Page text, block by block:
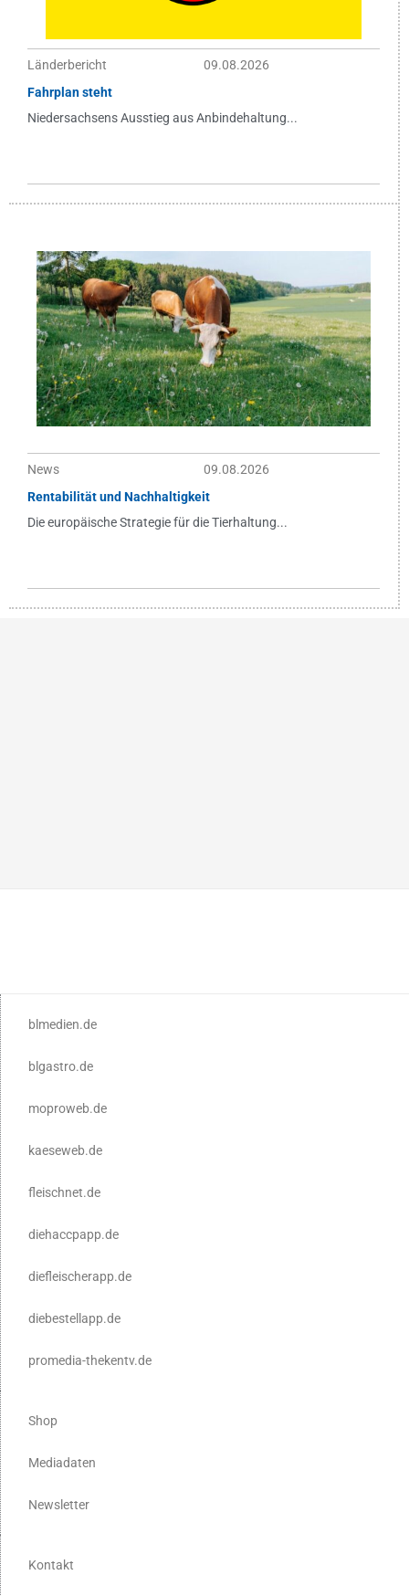
Länderbericht
09.08.2026
Fahrplan steht
Niedersachsens Ausstieg aus Anbindehaltung...
News
09.08.2026
Rentabilität und Nachhaltigkeit
Die europäische Strategie für die Tierhaltung...
blmedien.de
blgastro.de
moproweb.de
kaeseweb.de
fleischnet.de
diehaccpapp.de
diefleischerapp.de
diebestellapp.de
promedia-thekentv.de
Shop
Mediadaten
Newsletter
Kontakt